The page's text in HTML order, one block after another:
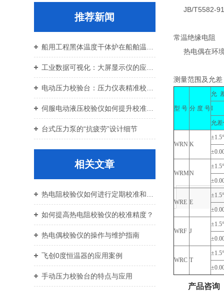
推荐新闻
伺服电动液压校验仪如何提升校准效率与重复性
台式压力泵的“抗疲劳”设计细节
相关文章
如何提高热电阻校验仪的校准精度？
热电偶校验仪的操作与维护指南
飞创0度恒温器的应用案例
手动压力校验台的特点与应用
JB/T5582-91
常温绝缘电阻
热电偶在环境
测量范围及允差
型 号 分 度 号
允
I
允
WRN K
WRMN
WRE E
WRF J
WRC T
产品咨询